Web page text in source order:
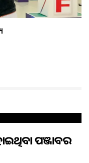
ପଞ୍ଜାବର